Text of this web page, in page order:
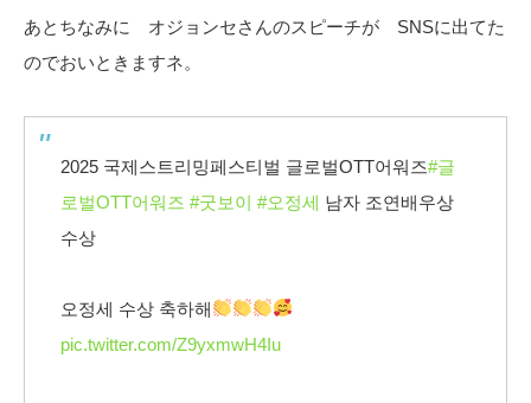
あとちなみに オジョンセさんのスピーチが SNSに出てた
のでおいときますネ。
2025 국제스트리밍페스티벌 글로벌OTT어워즈#글
로벌OTT어워즈 #굿보이 #오정세 남자 조연배우상
수상
오정세 수상 축하해
pic.twitter.com/Z9yxmwH4Iu